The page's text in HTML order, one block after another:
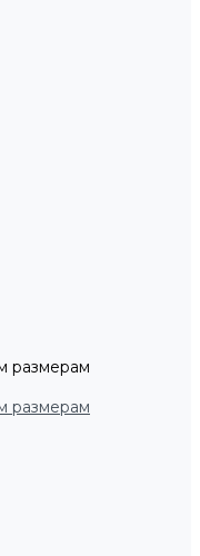
размерам
размерам